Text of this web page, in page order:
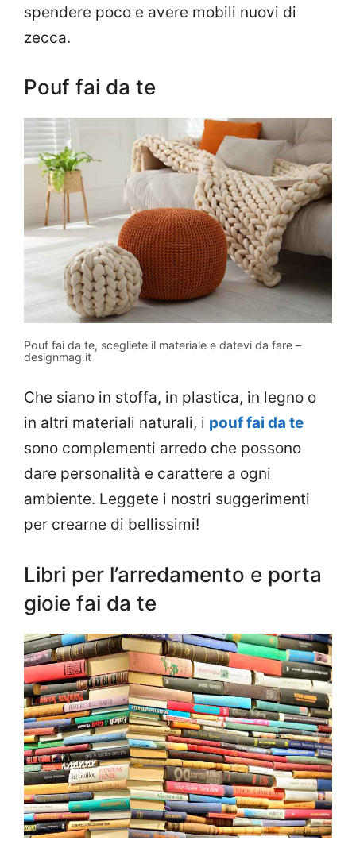
spendere poco e avere mobili nuovi di
zecca.
Pouf fai da te
Pouf fai da te, scegliete il materiale e datevi da fare –
designmag.it
Che siano in stoffa, in plastica, in legno o
in altri materiali naturali, i pouf fai da te
sono complementi arredo che possono
dare personalità e carattere a ogni
ambiente. Leggete i nostri suggerimenti
per crearne di bellissimi!
Libri per l’arredamento e porta
gioie fai da te